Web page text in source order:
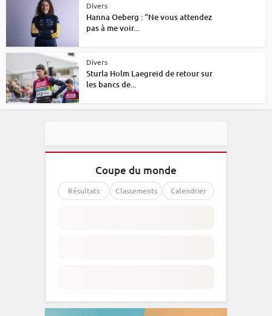
Divers
Hanna Oeberg : “Ne vous attendez
pas à me voir...
Divers
Sturla Holm Laegreid de retour sur
les bancs de...
Coupe du monde
Résultats Classements Calendrier